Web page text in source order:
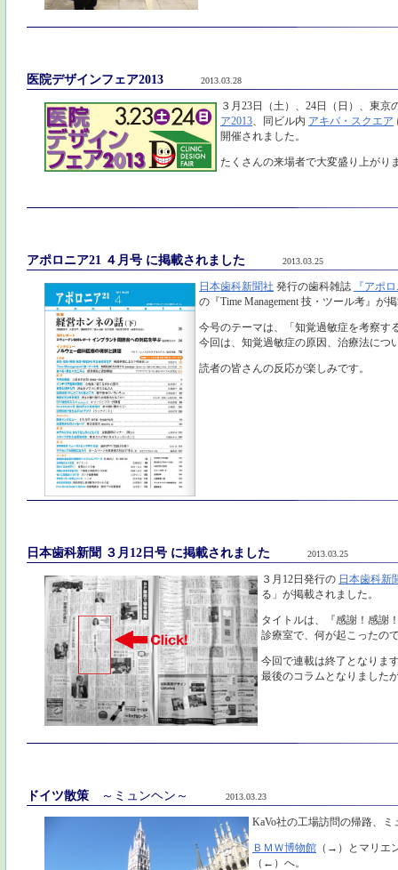
医院デザインフェア2013 2013.03.28
３月23日（土）、24日（日）、東京
ア2013、同ビル内 アキバ・スクエア
開催されました。
たくさんの来場者で大変盛り上がり
アポロニア21 ４月号 に掲載されました 2013.03.25
日本歯科新聞社 発行の歯科雑誌
『アポ
の『Time Management 技・ツール考』が
今号のテーマは、「知覚過敏症を考察す
今回は、知覚過敏症の原因、治療法につ
読者の皆さんの反応が楽しみです。
日本歯科新聞 ３月12日号 に掲載されました 2013.03.25
３月12日発行の 日本歯科新
る」が掲載されました。
タイトルは、『感謝！感謝
診療室で、何が起こったの
今回で連載は終了となりま
最後のコラムとなりました
ドイツ散策 ～ミュンヘン～ 2013.03.23
KaVo社の工場訪問の帰路、
ＢＭＷ博物館 （→）とマリエ
（←）へ。